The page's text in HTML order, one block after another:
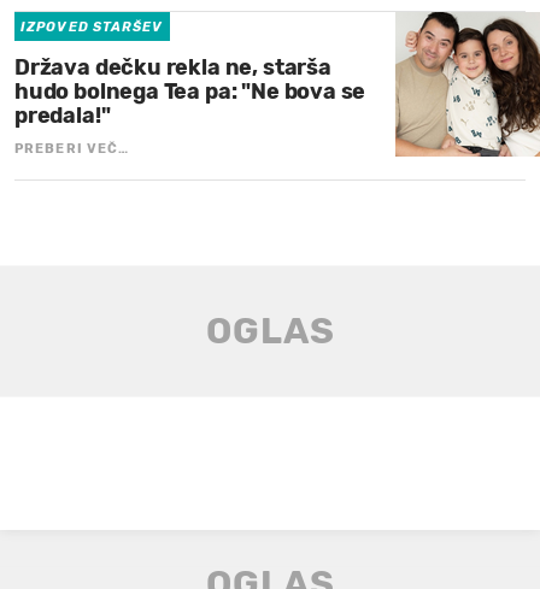
IZPOVED STARŠEV
Država dečku rekla ne, starša
hudo bolnega Tea pa: "Ne bova se
predala!"
PREBERI VEČ…